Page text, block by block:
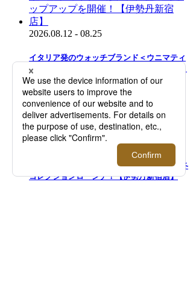
2026.08.12 - 08.25
イタリア発のウォッチブランド＜ウニマティ
ック＞がメンズ館1Fでポップアップを開催！
【伊勢丹新宿店】
2026.08.12 - 08.18
＜バウルズ＞「PERFECT DAY」 2026年秋冬
コレクションローンチ！【伊勢丹新宿店】